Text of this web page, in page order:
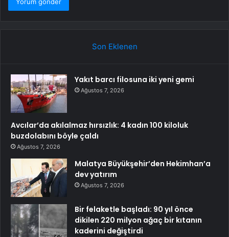
Son Eklenen
Yakıt barcı filosuna iki yeni gemi
Ağustos 7, 2026
Avcılar’da akılalmaz hırsızlık: 4 kadın 100 kiloluk
buzdolabını böyle çaldı
Ağustos 7, 2026
Malatya Büyükşehir’den Hekimhan’a
dev yatırım
Ağustos 7, 2026
Bir felaketle başladı: 90 yıl önce
dikilen 220 milyon ağaç bir kıtanın
kaderini değiştirdi